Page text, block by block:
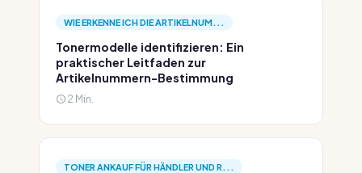
WIE ERKENNE ICH DIE ARTIKELNUM...
Tonermodelle identifizieren: Ein
praktischer Leitfaden zur
Artikelnummern-Bestimmung
2 Min.
TONER ANKAUF FÜR HÄNDLER UND R...